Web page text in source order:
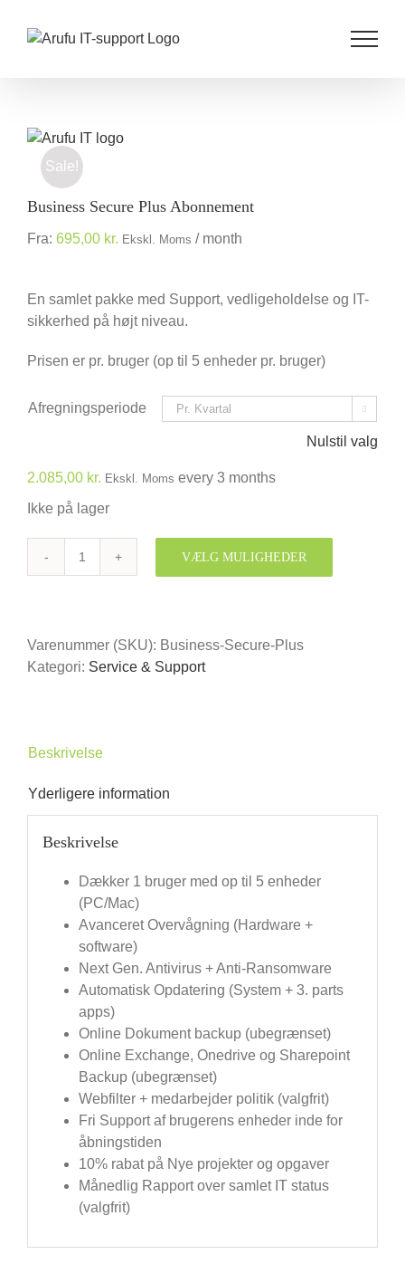
Sale!
Business Secure Plus Abonnement
Fra: 695,00 kr. Ekskl. Moms / month
En samlet pakke med Support, vedligeholdelse og IT-
sikkerhed på højt niveau.
Prisen er pr. bruger (op til 5 enheder pr. bruger)
Afregningsperiode 
Nulstil valg
2.085,00 kr. Ekskl. Moms every 3 months
Ikke på lager
Business
antal
VÆLG MULIGHEDER
Varenummer (SKU): Business-Secure-Plus
Kategori: Service & Support
Beskrivelse
Yderligere information
Beskrivelse
Dækker 1 bruger med op til 5 enheder
(PC/Mac)
Avanceret Overvågning (Hardware +
software)
Next Gen. Antivirus + Anti-Ransomware
Automatisk Opdatering (System + 3. parts
apps)
Online Dokument backup (ubegrænset)
Online Exchange, Onedrive og Sharepoint
Backup (ubegrænset)
Webfilter + medarbejder politik (valgfrit)
Fri Support af brugerens enheder inde for
åbningstiden
10% rabat på Nye projekter og opgaver
Månedlig Rapport over samlet IT status
(valgfrit)